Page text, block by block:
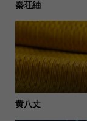
秦荘紬
黄八丈